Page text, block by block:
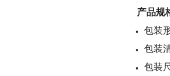
产品规
包装
包装
包装